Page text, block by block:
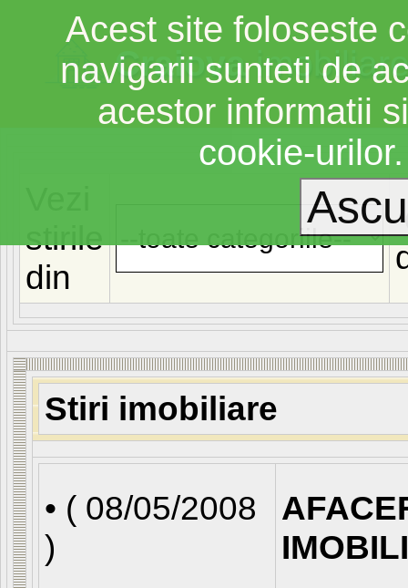
Craiova
stirile
din
Stiri imobiliare
• ( 08/05/2008
)
Acest site foloseste
navigarii sunteti de
acestor informatii
cookie-